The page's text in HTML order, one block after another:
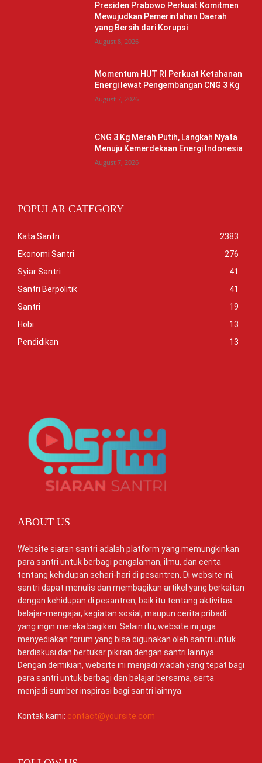
Presiden Prabowo Perkuat Komitmen
Mewujudkan Pemerintahan Daerah
yang Bersih dari Korupsi
August 8, 2026
Momentum HUT RI Perkuat Ketahanan
Energi lewat Pengembangan CNG 3 Kg
August 7, 2026
CNG 3 Kg Merah Putih, Langkah Nyata
Menuju Kemerdekaan Energi Indonesia
August 7, 2026
POPULAR CATEGORY
Kata Santri
2383
Ekonomi Santri
276
Syiar Santri
41
Santri Berpolitik
41
Santri
19
Hobi
13
Pendidikan
13
ABOUT US
Website siaran santri adalah platform yang memungkinkan
para santri untuk berbagi pengalaman, ilmu, dan cerita
tentang kehidupan sehari-hari di pesantren. Di website ini,
santri dapat menulis dan membagikan artikel yang berkaitan
dengan kehidupan di pesantren, baik itu tentang aktivitas
belajar-mengajar, kegiatan sosial, maupun cerita pribadi
yang ingin mereka bagikan. Selain itu, website ini juga
menyediakan forum yang bisa digunakan oleh santri untuk
berdiskusi dan bertukar pikiran dengan santri lainnya.
Dengan demikian, website ini menjadi wadah yang tepat bagi
para santri untuk berbagi dan belajar bersama, serta
menjadi sumber inspirasi bagi santri lainnya.
Kontak kami: contact@yoursite.com